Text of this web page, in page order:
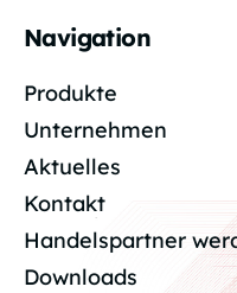
Navigation
Produkte
Unternehmen
Aktuelles
Kontakt
Handelspartner
Downloads